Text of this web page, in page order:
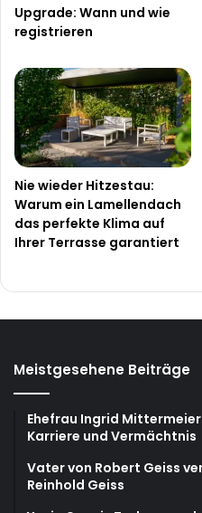
Upgrade: Wann und wie
registrieren
Nie wieder Hitzestau:
Warum ein Lamellendach
das perfekte Klima auf
Ihrer Terrasse garantiert
Meistgesehene Beiträge
Ehefrau Ingrid
Karriere und Vermächtnis
Vater von Robert Geiss
Reinhold Geiss